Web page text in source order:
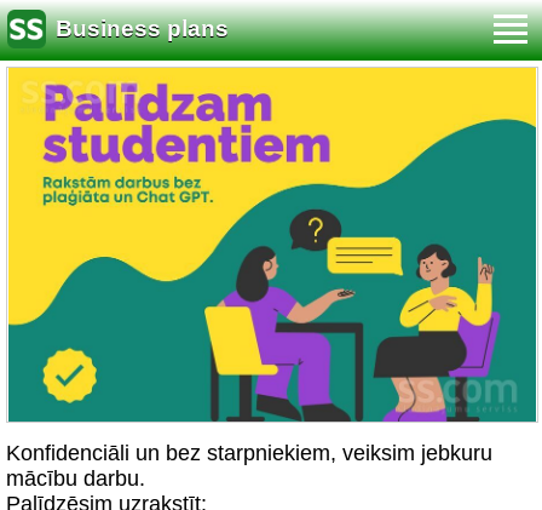
Business plans
Konfidenciāli un bez starpniekiem, veiksim jebkuru
mācību darbu.
Palīdzēsim uzrakstīt: